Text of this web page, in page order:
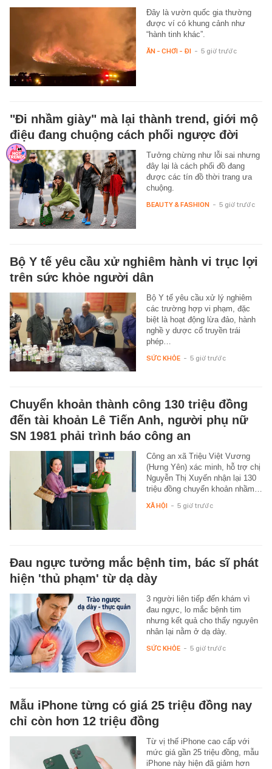
Đây là vườn quốc gia thường
được ví có khung cảnh như
“hành tinh khác”.
ĂN - CHƠI - ĐI - 5 giờ trước
"Đi nhầm giày" mà lại thành trend, giới mộ
điệu đang chuộng cách phối ngược đời
Tưởng chừng như lỗi sai nhưng
đây lại là cách phối đồ đang
được các tín đồ thời trang ưa
chuộng.
BEAUTY & FASHION - 5 giờ trước
Bộ Y tế yêu cầu xử nghiêm hành vi trục lợi
trên sức khỏe người dân
Bộ Y tế yêu cầu xử lý nghiêm
các trường hợp vi phạm, đặc
biệt là hoạt động lừa đảo, hành
nghề y dược cổ truyền trái
phép…
SỨC KHỎE - 5 giờ trước
Chuyển khoản thành công 130 triệu đồng
đến tài khoản Lê Tiến Anh, người phụ nữ
SN 1981 phải trình báo công an
Công an xã Triệu Việt Vương
(Hưng Yên) xác minh, hỗ trợ chị
Nguyễn Thị Xuyến nhận lại 130
triệu đồng chuyển khoản nhầm…
XÃ HỘI - 5 giờ trước
Đau ngực tưởng mắc bệnh tim, bác sĩ phát
hiện 'thủ phạm' từ dạ dày
3 người liên tiếp đến khám vì
đau ngực, lo mắc bệnh tim
nhưng kết quả cho thấy nguyên
nhân lại nằm ở dạ dày.
SỨC KHỎE - 5 giờ trước
Mẫu iPhone từng có giá 25 triệu đồng nay
chỉ còn hơn 12 triệu đồng
Từ vị thế iPhone cao cấp với
mức giá gần 25 triệu đồng, mẫu
iPhone này hiện đã giảm hơn